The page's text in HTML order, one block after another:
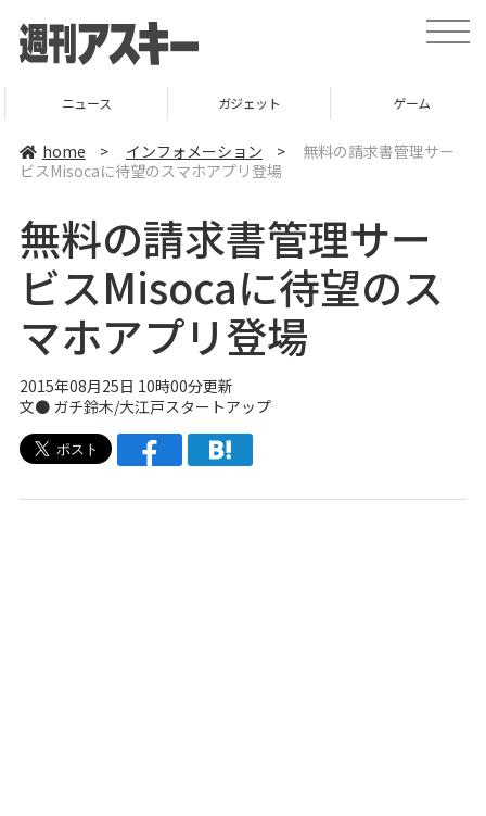
t
o
v
ニュース ガジェット ゲーム
home > インフォメーション >
無料の請求書管理サー
ビスMisocaに待望のスマホアプリ登場
無料の請求書管理サー
ビスMisocaに待望のス
マホアプリ登場
2015年08月25日 10時00分更新
文● ガチ鈴木/大江戸スタートアップ